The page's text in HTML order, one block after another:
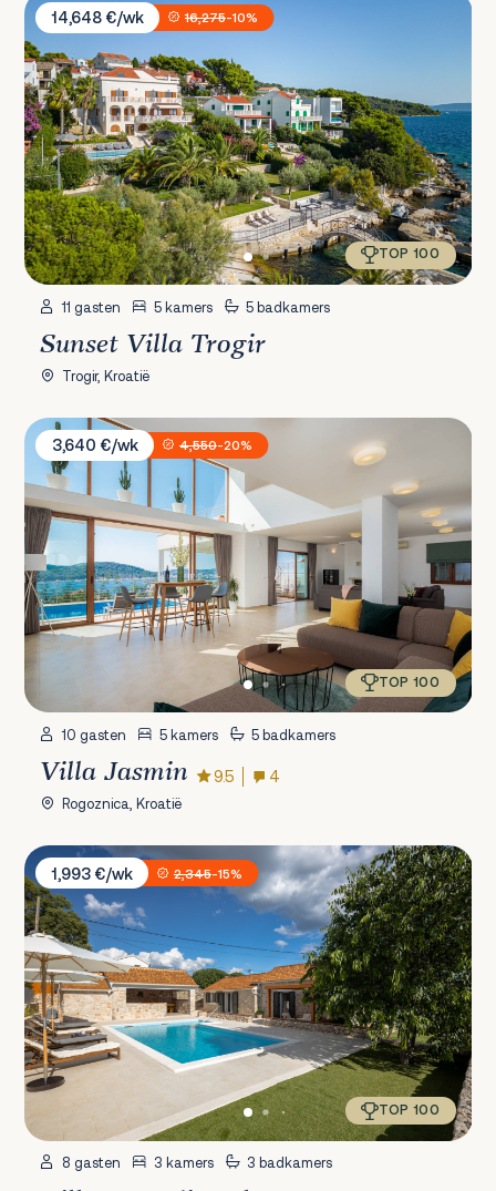
14,648 €/wk
16,275-10%
TOP 100
11 gasten 5 kamers 5 badkamers
Sunset Villa Trogir
Trogir, Kroatië
Villa Jasmin
3,640 €/wk
4,550-20%
TOP 100
10 gasten 5 kamers 5 badkamers
Villa Jasmin 9.5 4
Rogoznica, Kroatië
Villa Casa di Perla
1,993 €/wk
2,345-15%
TOP 100
8 gasten 3 kamers 3 badkamers